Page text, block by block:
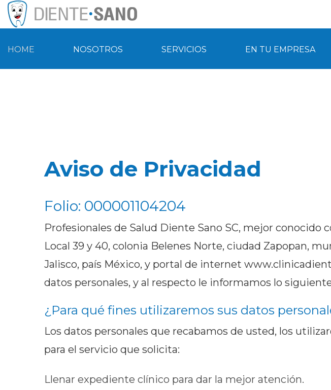
HOME NOSOTROS SERVICIOS EN TU EMPRESA
Aviso de Privacidad
Folio: 000001104204
Profesionales de Salud Diente Sano SC, mejor conocido
Local 39 y 40, colonia Belenes Norte, ciudad Zapopan,
Jalisco, país México, y portal de internet
datos personales, y al respecto le informamos lo
¿Para qué fines utilizaremos sus datos
Los datos personales que recabamos de usted, los
para el servicio que solicita:
Llenar expediente clínico para dar la mejor atención.